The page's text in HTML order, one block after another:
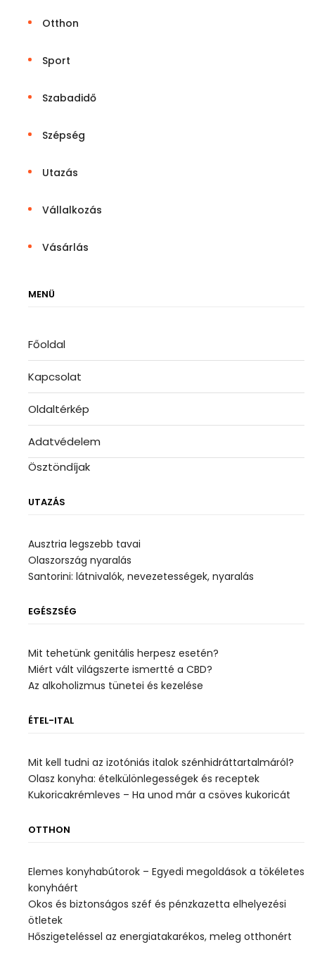
Otthon
Sport
Szabadidő
Szépség
Utazás
Vállalkozás
Vásárlás
MENÜ
Főoldal
Kapcsolat
Oldaltérkép
Adatvédelem
Ösztöndíjak
UTAZÁS
Ausztria legszebb tavai
Olaszország nyaralás
Santorini: látnivalók, nevezetességek, nyaralás
EGÉSZSÉG
Mit tehetünk genitális herpesz esetén?
Miért vált világszerte ismertté a CBD?
Az alkoholizmus tünetei és kezelése
ÉTEL-ITAL
Mit kell tudni az izotóniás italok szénhidráttartalmáról?
Olasz konyha: ételkülönlegességek és receptek
Kukoricakrémleves – Ha unod már a csöves kukoricát
OTTHON
Elemes konyhabútorok – Egyedi megoldások a tökéletes
konyháért
Okos és biztonságos széf és pénzkazetta elhelyezési
ötletek
Hőszigeteléssel az energiatakarékos, meleg otthonért